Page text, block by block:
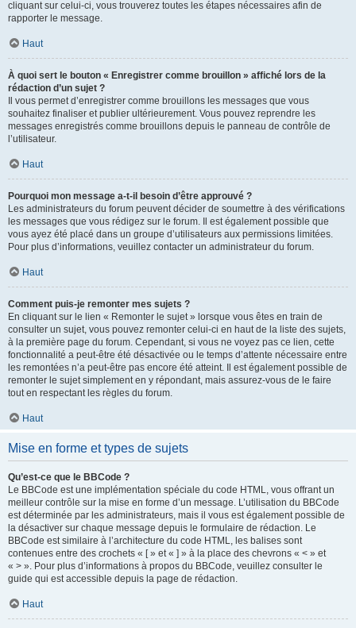
cliquant sur celui-ci, vous trouverez toutes les étapes nécessaires afin de
rapporter le message.
Haut
À quoi sert le bouton « Enregistrer comme brouillon » affiché lors de la
rédaction d’un sujet ?
Il vous permet d’enregistrer comme brouillons les messages que vous
souhaitez finaliser et publier ultérieurement. Vous pouvez reprendre les
messages enregistrés comme brouillons depuis le panneau de contrôle de
l’utilisateur.
Haut
Pourquoi mon message a-t-il besoin d’être approuvé ?
Les administrateurs du forum peuvent décider de soumettre à des vérifications
les messages que vous rédigez sur le forum. Il est également possible que
vous ayez été placé dans un groupe d’utilisateurs aux permissions limitées.
Pour plus d’informations, veuillez contacter un administrateur du forum.
Haut
Comment puis-je remonter mes sujets ?
En cliquant sur le lien « Remonter le sujet » lorsque vous êtes en train de
consulter un sujet, vous pouvez remonter celui-ci en haut de la liste des sujets,
à la première page du forum. Cependant, si vous ne voyez pas ce lien, cette
fonctionnalité a peut-être été désactivée ou le temps d’attente nécessaire entre
les remontées n’a peut-être pas encore été atteint. Il est également possible de
remonter le sujet simplement en y répondant, mais assurez-vous de le faire
tout en respectant les règles du forum.
Haut
Mise en forme et types de sujets
Qu’est-ce que le BBCode ?
Le BBCode est une implémentation spéciale du code HTML, vous offrant un
meilleur contrôle sur la mise en forme d’un message. L’utilisation du BBCode
est déterminée par les administrateurs, mais il vous est également possible de
la désactiver sur chaque message depuis le formulaire de rédaction. Le
BBCode est similaire à l’architecture du code HTML, les balises sont
contenues entre des crochets « [ » et « ] » à la place des chevrons « < » et
« > ». Pour plus d’informations à propos du BBCode, veuillez consulter le
guide qui est accessible depuis la page de rédaction.
Haut